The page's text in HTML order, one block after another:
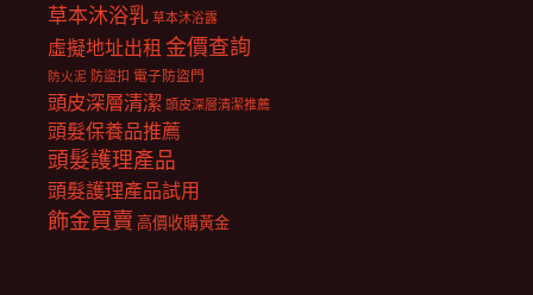
草本沐浴乳 草本沐浴露
虛擬地址出租 金價查詢
防火泥 防盜扣 電子防盜門
頭皮深層清潔 頭皮深層清潔推薦
頭髮保養品推薦
頭髮護理產品
頭髮護理產品試用
飾金買賣 高價收購黃金